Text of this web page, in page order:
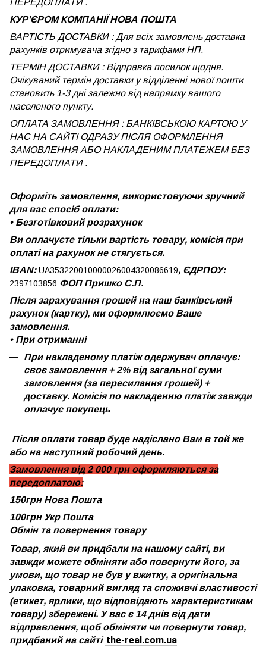
КУРʼЄРОМ КОМПАНІЇ НОВА ПОШТА
ВАРТІСТЬ ДОСТАВКИ : Для всіх замовлень доставка
рахунків отримувача згідно з тарифами НП.
ТЕРМІН ДОСТАВКИ : Відправка посилок щодня.
Очікуваний термін доставки у відділенні нової пошти
становить 1-3 дні залежно від напрямку вашого
населеного пункту.
ОПЛАТА ЗАМОВЛЕННЯ : БАНКІВСЬКОЮ КАРТОЮ У
НАС НА САЙТІ ОДРАЗУ ПІСЛЯ ОФОРМЛЕННЯ
ЗАМОВЛЕННЯ АБО НАКЛАДЕНИМ ПЛАТЕЖЕМБЕЗ
ПЕРЕДОПЛАТИ .
Оформіть замовлення, використовуючи зручний
для вас спосіб оплати:
• Безготівковий розрахунок
Ви оплачуєте тільки вартість товару, комісія при
оплаті на рахунок не стягується.
IBAN:UA353220010000026004320086619, ЄДРПОУ:
2397103856 ФОП Пришко С.П.
Після зарахування грошей на наш банківський
рахунок (картку), ми оформлюємо Ваше
замовлення.
•При отриманні
При накладеному платіж одержувач оплачує:
своє замовлення + 2% від загальної суми
замовлення (за пересилання грошей) +
доставку. Комісія по накладенню платіж завжди
оплачує покупець
Після оплати товар буде надіслано Вам в той же
або на наступний робочий день.
Замовлення від 2 000 грн оформляються за
передоплатою:
150грн Нова Пошта
100грн Укр Пошта
Обмін та повернення товару
Товар, який ви придбали на нашому сайті, ви
завжди можете обміняти або повернути його, за
умови, що товар не був у вжитку, а оригінальна
упаковка, товарний вигляд та споживчі властивості
(етикет, ярлики, що відповідають характеристикам
товару) збережені. У вас є 14 днів від дати
відправлення, щоб обміняти чи повернути товар,
придбаний на сайті the-real.com.ua